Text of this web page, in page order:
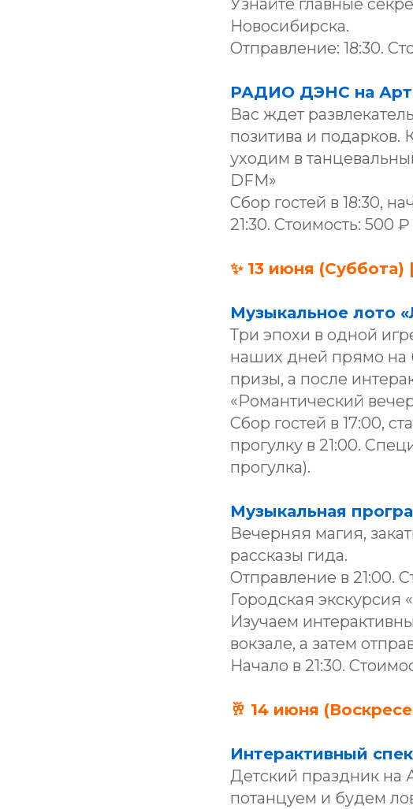
Новосибирска.
Отправление: 18:30.
РАДИО ДЭНС на
Вас ждет
позитива и подарков.
уходим в
DFM»
Сбор гостей в 18:30,
21:30. Стоимость: 500
✨ 13 июня
Музыкальное лото
Три эпохи в одной
наших дней прямо на
призы, а после
«Романтический
Сбор гостей в 17:00,
прогулку в 21:00.
прогулка).
Музыкальная
Вечерняя магия,
рассказы гида.
Отправление в 21:00.
Городская экскурсия
Изучаем
вокзале, а затем
Начало в 21:30.
🥂 14 июня
Интерактивный
Детский праздник
потанцуем и будем